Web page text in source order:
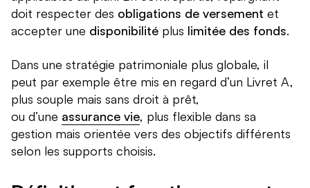
doit respecter des obligations de versement et
accepter une disponibilité plus limitée des fonds.
Dans une stratégie patrimoniale plus globale, il
peut par exemple être mis en regard d’un Livret A,
plus souple mais sans droit à prêt,
ou d’une assurance vie, plus flexible dans sa
gestion mais orientée vers des objectifs différents
selon les supports choisis.